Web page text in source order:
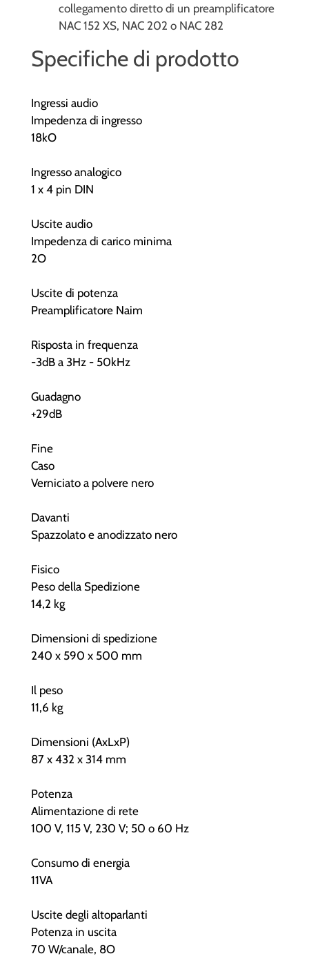
collegamento diretto di un preamplificatore
NAC 152 XS, NAC 202 o NAC 282
Specifiche di prodotto
Ingressi audio
Impedenza di ingresso
18kO
Ingresso analogico
1 x 4 pin DIN
Uscite audio
Impedenza di carico minima
2O
Uscite di potenza
Preamplificatore Naim
Risposta in frequenza
-3dB a 3Hz - 50kHz
Guadagno
+29dB
Fine
Caso
Verniciato a polvere nero
Davanti
Spazzolato e anodizzato nero
Fisico
Peso della Spedizione
14,2 kg
Dimensioni di spedizione
240 x 590 x 500 mm
Il peso
11,6 kg
Dimensioni (AxLxP)
87 x 432 x 314 mm
Potenza
Alimentazione di rete
100 V, 115 V, 230 V; 50 o 60 Hz
Consumo di energia
11VA
Uscite degli altoparlanti
Potenza in uscita
70 W/canale, 8O